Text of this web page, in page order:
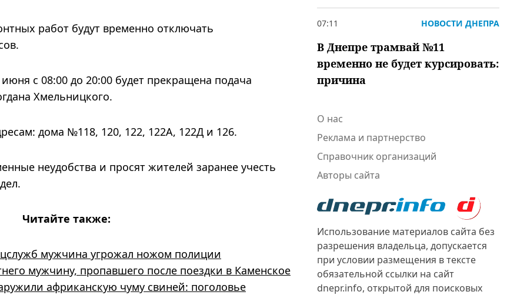
работ будут временно отключать
с 08:00 до 20:00 будет прекращена подача
Хмельницкого.
дома №118, 120, 122, 122А, 122Д и 126.
неудобства и просят жителей заранее учесть
Читайте также:
мужчина угрожал ножом полиции
мужчину, пропавшего после поездки в Каменское
африканскую чуму свиней: поголовье
07:11 НОВОСТИ ДНЕПРА
В Днепре трамвай №11
временно не будет курсировать:
причина
О нас
Реклама и партнерство
Справочник организаций
Авторы сайта
Использование материалов сайта без
разрешения владельца, допускается
при условии размещения в тексте
обязательной ссылки на сайт
dnepr.info, открытой для поисковых